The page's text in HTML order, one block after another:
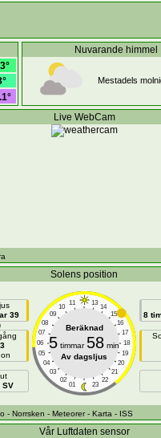
Nuvarande himmel
Mestadels
Live WebCam
Solens position
39
SV
11 13
10
14
09
15
08
16
07
17
06
18
05
19
04
20
03
21
02
22
01 23
Beräknad
5 timmar 58 min
Av dagsljus
8
- Norrsken - Meteorer - Karta - ISS
Vår Luftdaten sensor